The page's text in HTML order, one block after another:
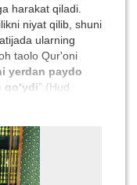
harakat qiladi.
niyat qilib, shuni
ularning
taolo Qur'oni
yerdan paydo
” (Hud